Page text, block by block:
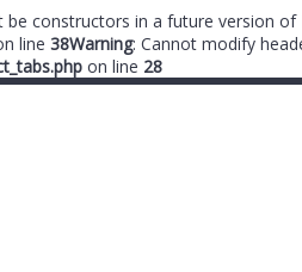
constructors in a future version
line 38Warning: Cannot modify
on line 28